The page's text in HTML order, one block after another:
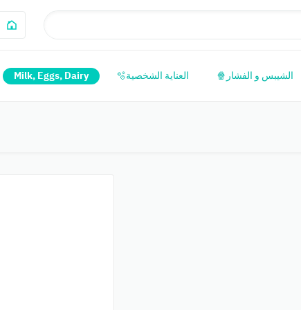
الشيبس و الفشار🍿 العناية الشخصية🫧 Milk, Eggs, Dairy